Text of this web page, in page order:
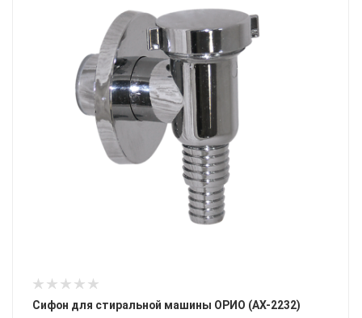
Сифон для стиральной машины ОРИО (АХ-2232)